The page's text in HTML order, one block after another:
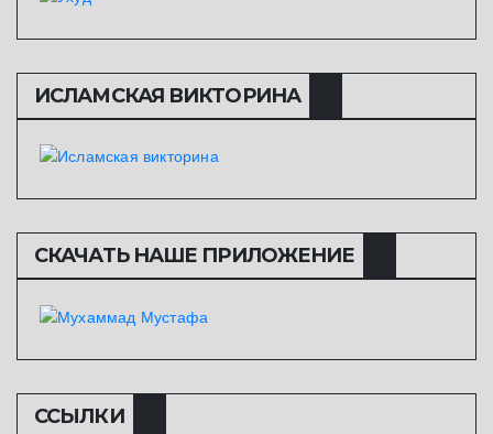
ИСЛАМСКАЯ ВИКТОРИНА
СКАЧАТЬ НАШЕ ПРИЛОЖЕНИЕ
ССЫЛКИ